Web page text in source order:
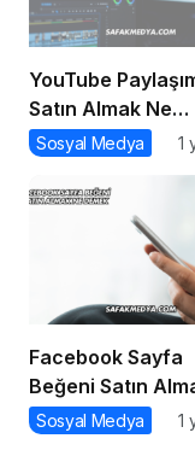
YouTube
Satın Almak Ne
Demek?
Sosyal Medya 1
Facebook Sayfa
Beğeni Satın
Demek
Sosyal Medya 1